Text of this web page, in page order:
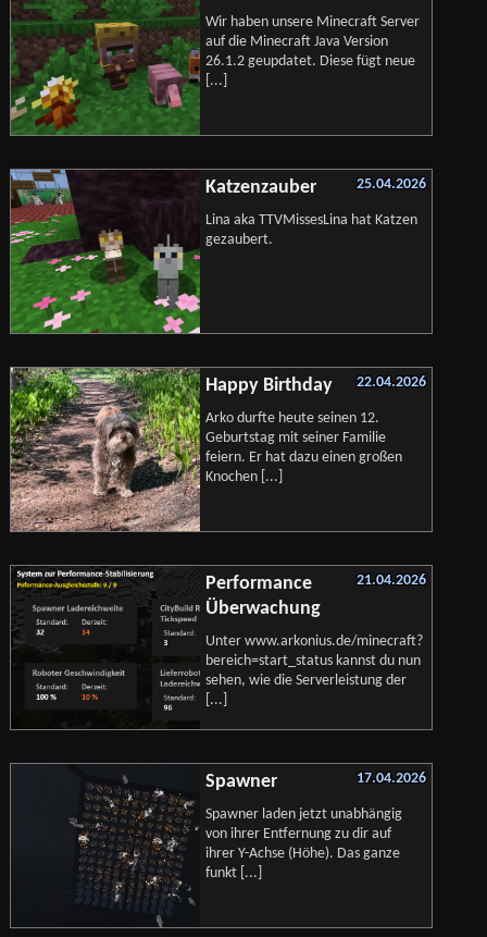
Wir haben unsere Minecraft Server
auf die Minecraft Java Version
26.1.2 geupdatet. Diese fügt neue
[...]
Katzenzauber 25.04.2026
Lina aka TTVMissesLina hat Katzen
gezaubert.
Happy Birthday 22.04.2026
Arko durfte heute seinen 12.
Geburtstag mit seiner Familie
feiern. Er hat dazu einen großen
Knochen [...]
Performance
Überwachung
21.04.2026
Unter www.arkonius.de/minecraft?
bereich=start_status kannst du nun
sehen, wie die Serverleistung der
[...]
Spawner 17.04.2026
Spawner laden jetzt unabhängig
von ihrer Entfernung zu dir auf
ihrer Y-Achse (Höhe). Das ganze
funkt [...]